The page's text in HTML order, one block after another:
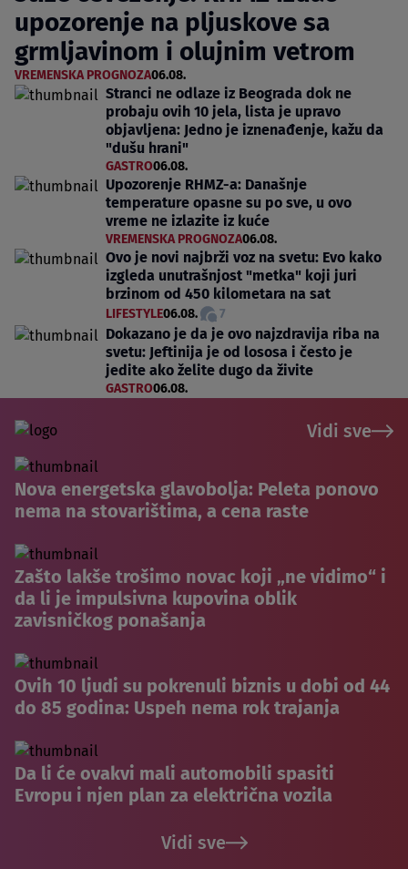
upozorenje na pljuskove sa
grmljavinom i olujnim vetrom
VREMENSKA PROGNOZA06.08.
Stranci ne odlaze iz Beograda dok ne
probaju ovih 10 jela, lista je upravo
objavljena: Jedno je iznenađenje, kažu da
"dušu hrani"
GASTRO06.08.
Upozorenje RHMZ-a: Današnje
temperature opasne su po sve, u ovo
vreme ne izlazite iz kuće
VREMENSKA PROGNOZA06.08.
Ovo je novi najbrži voz na svetu: Evo kako
izgleda unutrašnjost "metka" koji juri
brzinom od 450 kilometara na sat
LIFESTYLE06.08. 7
Dokazano je da je ovo najzdravija riba na
svetu: Jeftinija je od lososa i često je
jedite ako želite dugo da živite
GASTRO06.08.
Vidi sve
Nova energetska glavobolja: Peleta ponovo
nema na stovarištima, a cena raste
Zašto lakše trošimo novac koji „ne vidimo“ i
da li je impulsivna kupovina oblik
zavisničkog ponašanja
Ovih 10 ljudi su pokrenuli biznis u dobi od 44
do 85 godina: Uspeh nema rok trajanja
Da li će ovakvi mali automobili spasiti
Evropu i njen plan za električna vozila
Vidi sve